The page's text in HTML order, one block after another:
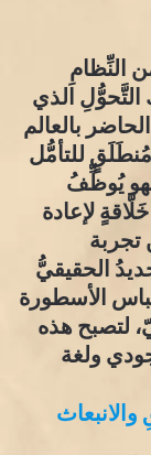
النِّظامِ
الذي
بالعالم
للتأمُّل
يُوظِّفُ
لإعادة
تجربة
الحقيقيُّ
الأسطورة
لتصبح هذه
ولغة